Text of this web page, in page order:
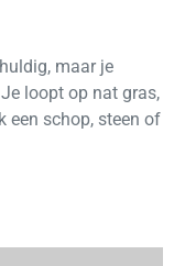
maar je
loopt op nat gras,
een schop, steen of